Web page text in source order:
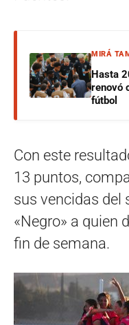
MIRÁ
Hasta
renovó
fútbol
Con este
13 puntos,
sus vencidas del
«Negro» a quien
fin de semana.